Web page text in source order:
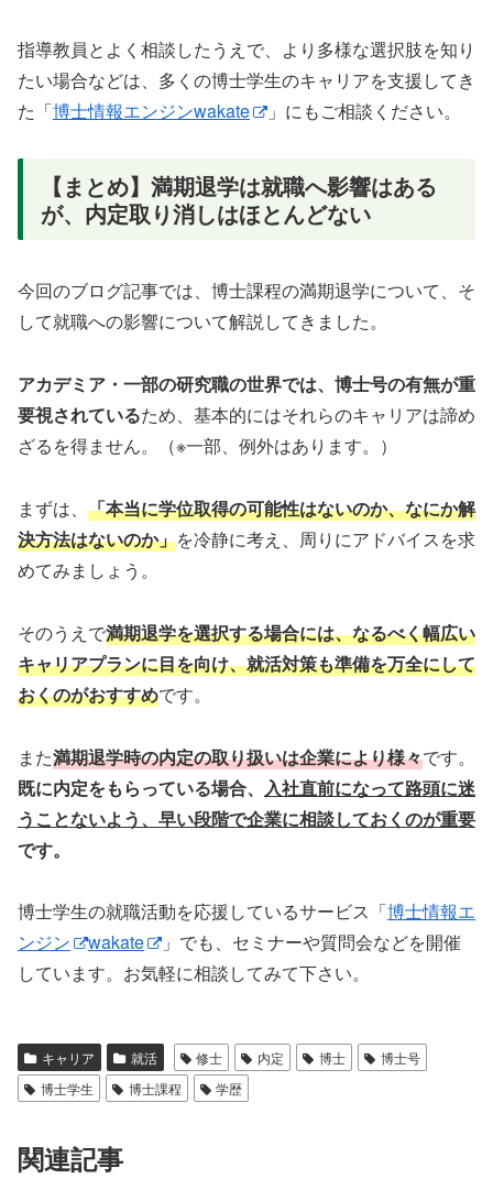
指導教員とよく相談したうえで、より多様な選択肢を知り
たい場合などは、多くの博士学生のキャリアを支援してき
た「博士情報エンジンwakate 」にもご相談ください。
【まとめ】満期退学は就職へ影響はある
が、内定取り消しはほとんどない
今回のブログ記事では、博士課程の満期退学について、そ
して就職への影響について解説してきました。
アカデミア・一部の研究職の世界では、博士号の有無が重
要視されているため、基本的にはそれらのキャリアは諦め
ざるを得ません。（※一部、例外はあります。）
まずは、 「本当に学位取得の可能性はないのか、なにか解
決方法はないのか」を冷静に考え、周りにアドバイスを求
めてみましょう。
そのうえで満期退学を選択する場合には、なるべく幅広い
キャリアプランに目を向け、就活対策も準備を万全にして
おくのがおすすめです。
また満期退学時の内定の取り扱いは企業により様々です。
既に内定をもらっている場合、
入社直前になって路頭に迷
うことないよう、早い段階で企業に相談しておくのが重要
です。
博士学生の就職活動を応援しているサービス「博士情報エ
ンジン
wakate
」でも、セミナーや質問会などを開催
しています。お気軽に相談してみて下さい。
キャリア 就活 修士 内定 博士
博士号
博士学生
博士課程 学歴
関連記事